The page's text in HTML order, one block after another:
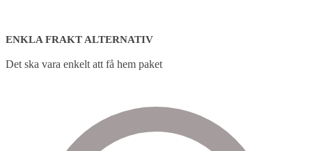
ENKLA FRAKT ALTERNATIV
Det ska vara enkelt att få hem paket